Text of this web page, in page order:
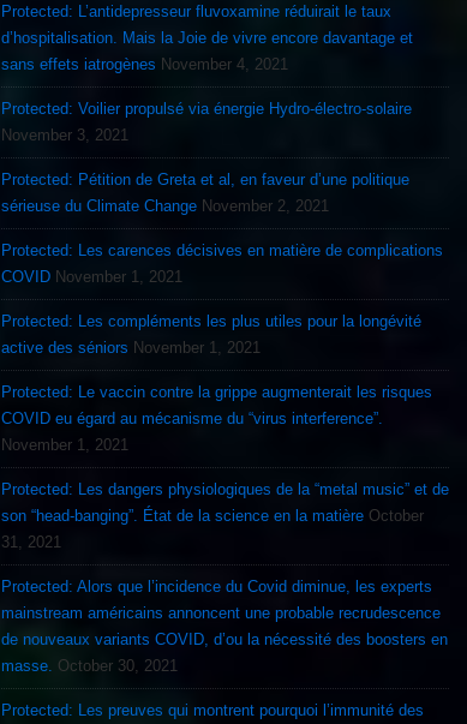
Protected: L’antidepresseur fluvoxamine réduirait le taux
d’hospitalisation. Mais la Joie de vivre encore davantage et
sans effets iatrogènes November 4, 2021
Protected: Voilier propulsé via énergie Hydro-électro-solaire
November 3, 2021
Protected: Pétition de Greta et al, en faveur d’une politique
sérieuse du Climate Change November 2, 2021
Protected: Les carences décisives en matière de complications
COVID November 1, 2021
Protected: Les compléments les plus utiles pour la longévité
active des séniors November 1, 2021
Protected: Le vaccin contre la grippe augmenterait les risques
COVID eu égard au mécanisme du “virus interference”.
November 1, 2021
Protected: Les dangers physiologiques de la “metal music” et de
son “head-banging”. État de la science en la matière October
31, 2021
Protected: Alors que l’incidence du Covid diminue, les experts
mainstream américains annoncent une probable recrudescence
de nouveaux variants COVID, d’ou la nécessité des boosters en
masse. October 30, 2021
Protected: Les preuves qui montrent pourquoi l’immunité des